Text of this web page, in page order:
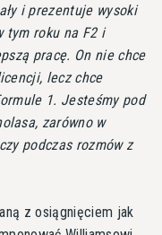
i prezentuje wysoki
tym roku na F2 i
pracę. On nie chce
lecz chce
1. Jesteśmy pod
zarówno w
podczas rozmów z
z osiągnięciem jak